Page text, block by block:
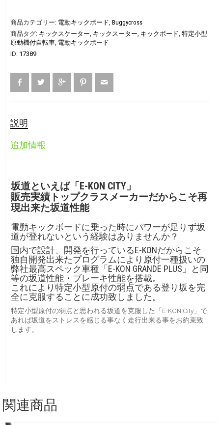
商品カテゴリー: 電動キックボード, Buggycross
商品タグ: キックスケーター, キックスーター, キックボード, 特定小型
原動機付自転車, 電動キックボード
ID: 17389
説明
追加情報
坂道といえば「E-KON CITY」
販売実績トップクラスメーカーだからこそ再
現出来た坂道性能
電動キックボードに乗った時にパワーが足りず坂
道が登れないという経験はありませんか？
国内で設計、開発を行っているE-KONだからこそ
独自開発出来たプログラムにより原付一種扱いの
弊社最高スペック車種「E-KON GRANDE PLUS」と同
等の坂道性能・ブレーキ性能を搭載。
これにより特定小型原付の弱点である登り坂を完
全に克服することに成功致しました。
特定小型原付の弱点と思われる坂道を克服した「E-KON City」で
あれば坂道をストレスを感じる事なく走行出来る事をお約束致
します。
関連商品